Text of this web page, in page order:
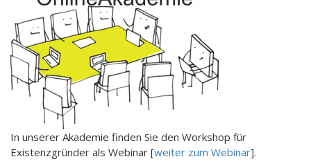
In unserer Akademie finden Sie den Workshop für
Existenzgründer als Webinar [weiter zum Webinar].